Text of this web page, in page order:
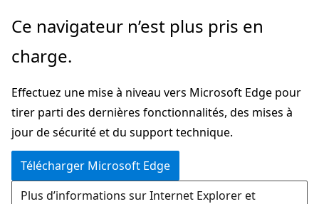
Passer
directement
au
principal
Ce navigateur n’est plus pris en
charge.
Effectuez une mise à niveau vers Microsoft Edge pour
tirer parti des dernières fonctionnalités, des mises à
jour de sécurité et du support technique.
Télécharger Microsoft Edge
Plus d’informations sur Internet Explorer et